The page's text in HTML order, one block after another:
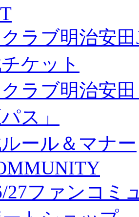
ラブ明治安
ケット
ラブ明治安
ス」
ール＆マナー
27ファンコミ